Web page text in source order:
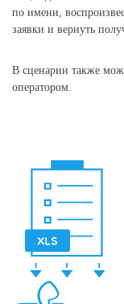
по имени,
заявки и вернуть
В сценарии также
оператором.